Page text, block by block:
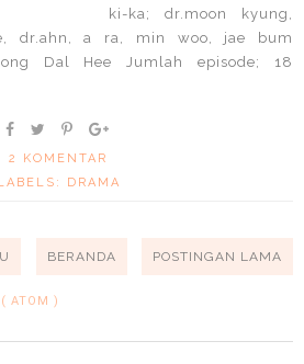
ki-ka; dr.moon kyung,
dr.ahn, a ra, min woo, jae bum
Dal Hee Jumlah episode; 18
2 KOMENTAR
LABELS:
DRAMA
POSTINGAN LAMA
BERANDA
ATOM )